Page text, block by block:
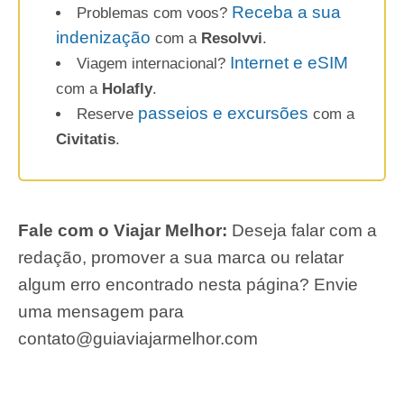
Problemas com voos? Receba a sua
indenização com a Resolvvi.
Viagem internacional? Internet e eSIM
com a Holafly.
Reserve passeios e excursões com a
Civitatis.
Fale com o Viajar Melhor: Deseja falar com a
redação, promover a sua marca ou relatar
algum erro encontrado nesta página? Envie
uma mensagem para
contato@guiaviajarmelhor.com